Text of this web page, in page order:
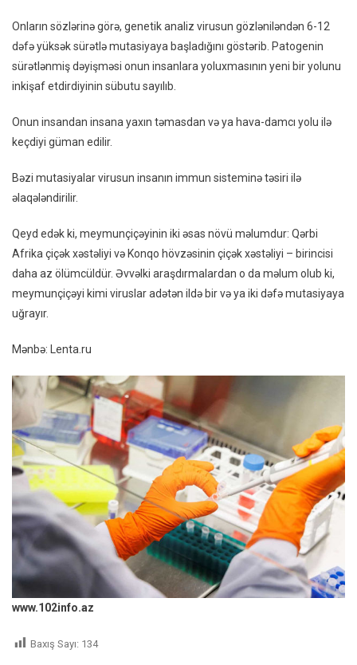
Onların sözlərinə görə, genetik analiz virusun gözləniləndən 6-12
dəfə yüksək sürətlə mutasiyaya başladığını göstərib. Patogenin
sürətlənmiş dəyişməsi onun insanlara yoluxmasının yeni bir yolunu
inkişaf etdirdiyinin sübutu sayılıb.
Onun insandan insana yaxın təmasdan və ya hava-damcı yolu ilə
keçdiyi güman edilir.
Bəzi mutasiyalar virusun insanın immun sisteminə təsiri ilə
əlaqələndirilir.
Qeyd edək ki, meymunçiçəyinin iki əsas növü məlumdur: Qərbi
Afrika çiçək xəstəliyi və Konqo hövzəsinin çiçək xəstəliyi – birincisi
daha az ölümcüldür. Əvvəlki araşdırmalardan o da məlum olub ki,
meymunçiçəyi kimi viruslar adətən ildə bir və ya iki dəfə mutasiyaya
uğrayır.
Mənbə: Lenta.ru
www.102info.az
Baxış Sayı: 134